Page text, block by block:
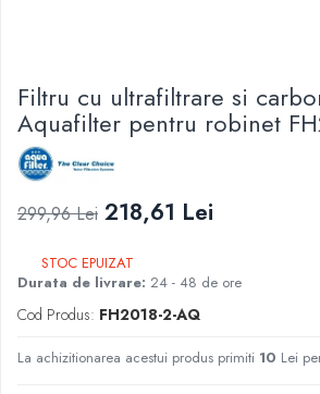
Pompe de presiune
Conectori statie
Contoare si debitmetre
Robineti
Filtru cu ultrafiltrare si
Aquafilter pentru robinet
299,96 Lei 218,61 Lei
STOC EPUIZAT
Durata de livrare: 24 - 48 de ore
Cod Produs: FH2018-2-AQ
La achizitionarea acestui produs primiti 10 Lei